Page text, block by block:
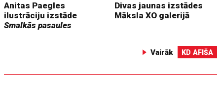
Anitas Paegles
ilustrāciju izstāde
Smalkās pasaules
Divas jaunas izstādes
Māksla XO galerijā
Vairāk KD AFIŠA